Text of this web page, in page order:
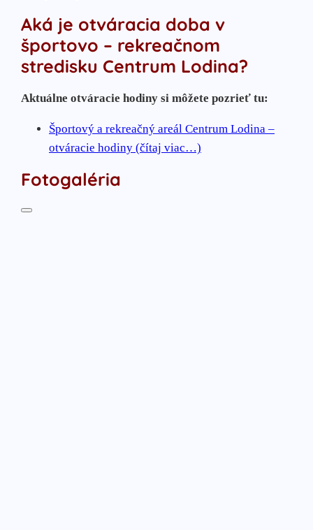
Aká je otváracia doba v
športovo – rekreačnom
stredisku Centrum Lodina?
Aktuálne otváracie hodiny si môžete pozrieť tu:
Športový a rekreačný areál Centrum Lodina –
otváracie hodiny (čítaj viac…)
Fotogaléria